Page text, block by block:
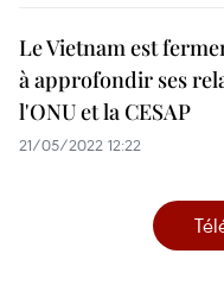
Le Vietnam est
à approfondir ses
l'ONU et la CESAP
21/05/2022 12:22